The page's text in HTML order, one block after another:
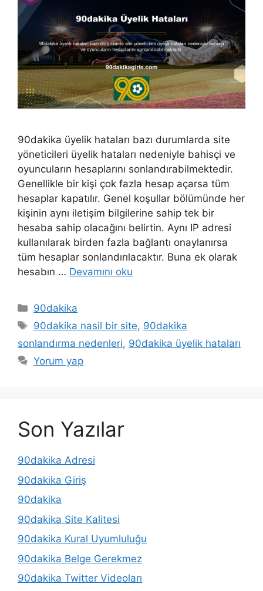
90dakika üyelik hataları bazı durumlarda site
yöneticileri üyelik hataları nedeniyle bahisçi ve
oyuncuların hesaplarını sonlandırabilmektedir.
Genellikle bir kişi çok fazla hesap açarsa tüm
hesaplar kapatılır. Genel koşullar bölümünde her
kişinin aynı iletişim bilgilerine sahip tek bir
hesaba sahip olacağını belirtin. Aynı IP adresi
kullanılarak birden fazla bağlantı onaylanırsa
tüm hesaplar sonlandırılacaktır. Buna ek olarak
hesabın … Devamını oku
Kategoriler
90dakika
Etiketler
90dakika nasil bir site, 90dakika
sonlandırma nedenleri, 90dakika üyelik hataları
Yorum yap
Son Yazılar
90dakika Adresi
90dakika Giriş
90dakika
90dakika Site Kalitesi
90dakika Kural Uyumluluğu
90dakika Belge Gerekmez
90dakika Twitter Videoları